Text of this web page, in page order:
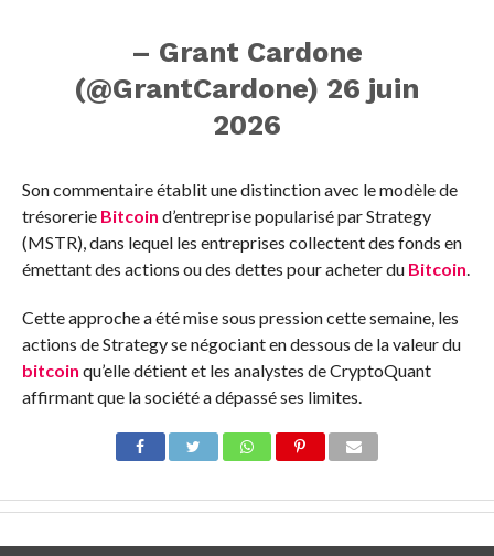
– Grant Cardone
(@GrantCardone) 26 juin
2026
Son commentaire établit une distinction avec le modèle de
trésorerie Bitcoin d’entreprise popularisé par Strategy
(MSTR), dans lequel les entreprises collectent des fonds en
émettant des actions ou des dettes pour acheter du Bitcoin.
Cette approche a été mise sous pression cette semaine, les
actions de Strategy se négociant en dessous de la valeur du
bitcoin qu’elle détient et les analystes de CryptoQuant
affirmant que la société a dépassé ses limites.